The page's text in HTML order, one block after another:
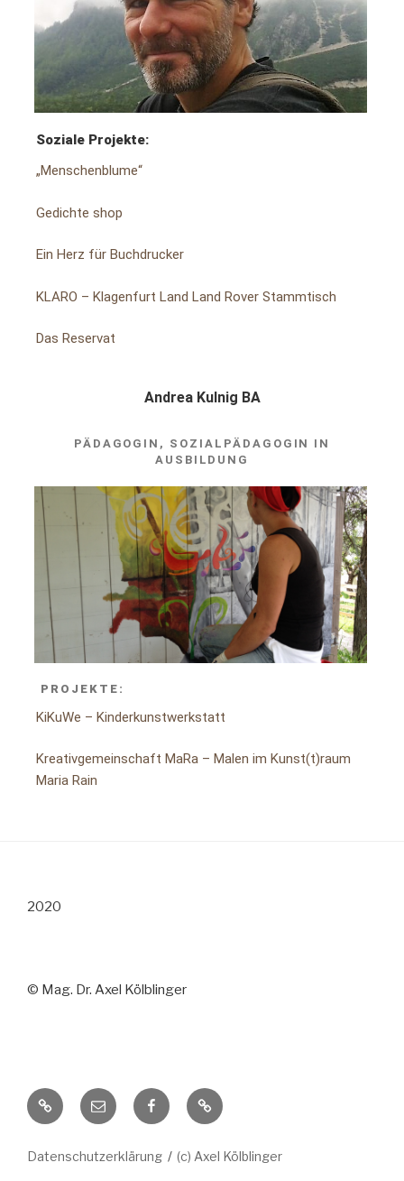
Soziale Projekte:
„Menschenblume“
Gedichte shop
Ein Herz für Buchdrucker
KLARO – Klagenfurt Land Land Rover Stammtisch
Das Reservat
Andrea Kulnig BA
PÄDAGOGIN, SOZIALPÄDAGOGIN IN
AUSBILDUNG
PROJEKTE:
KiKuWe – Kinderkunstwerkstatt
Kreativgemeinschaft MaRa – Malen im Kunst(t)raum
Maria Rain
2020
© Mag. Dr. Axel Kölblinger
Datenschutzerklärung (c) Axel Kölblinger